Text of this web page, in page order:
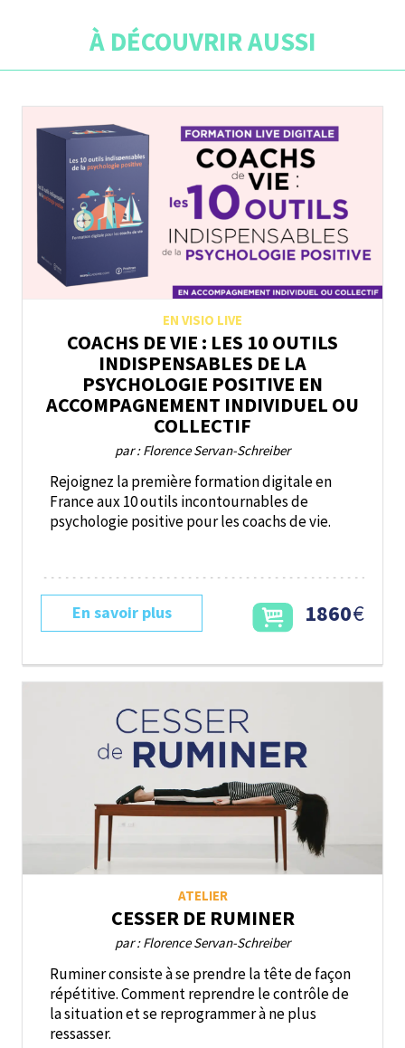
À DÉCOUVRIR AUSSI
EN VISIO LIVE
COACHS DE VIE : LES 10 OUTILS
INDISPENSABLES DE LA
PSYCHOLOGIE POSITIVE EN
ACCOMPAGNEMENT INDIVIDUEL OU
COLLECTIF
par : Florence Servan-Schreiber
Rejoignez la première formation digitale en
France aux 10 outils incontournables de
psychologie positive pour les coachs de vie.
En savoir plus 1860€
ATELIER
CESSER DE RUMINER
par : Florence Servan-Schreiber
Ruminer consiste à se prendre la tête de façon
répétitive. Comment reprendre le contrôle de
la situation et se reprogrammer à ne plus
ressasser.